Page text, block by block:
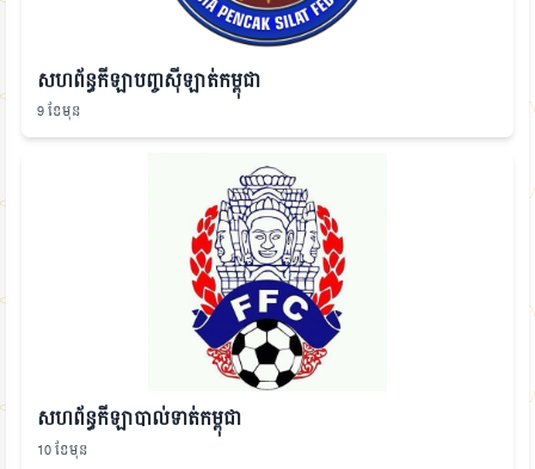
សហព័ន្ធកីឡាបញ្ចស៊ីឡាត់កម្ពុជា
9 ខែមុន
សហព័ន្ធកីឡាបាល់ទាត់កម្ពុជា
10 ខែមុន